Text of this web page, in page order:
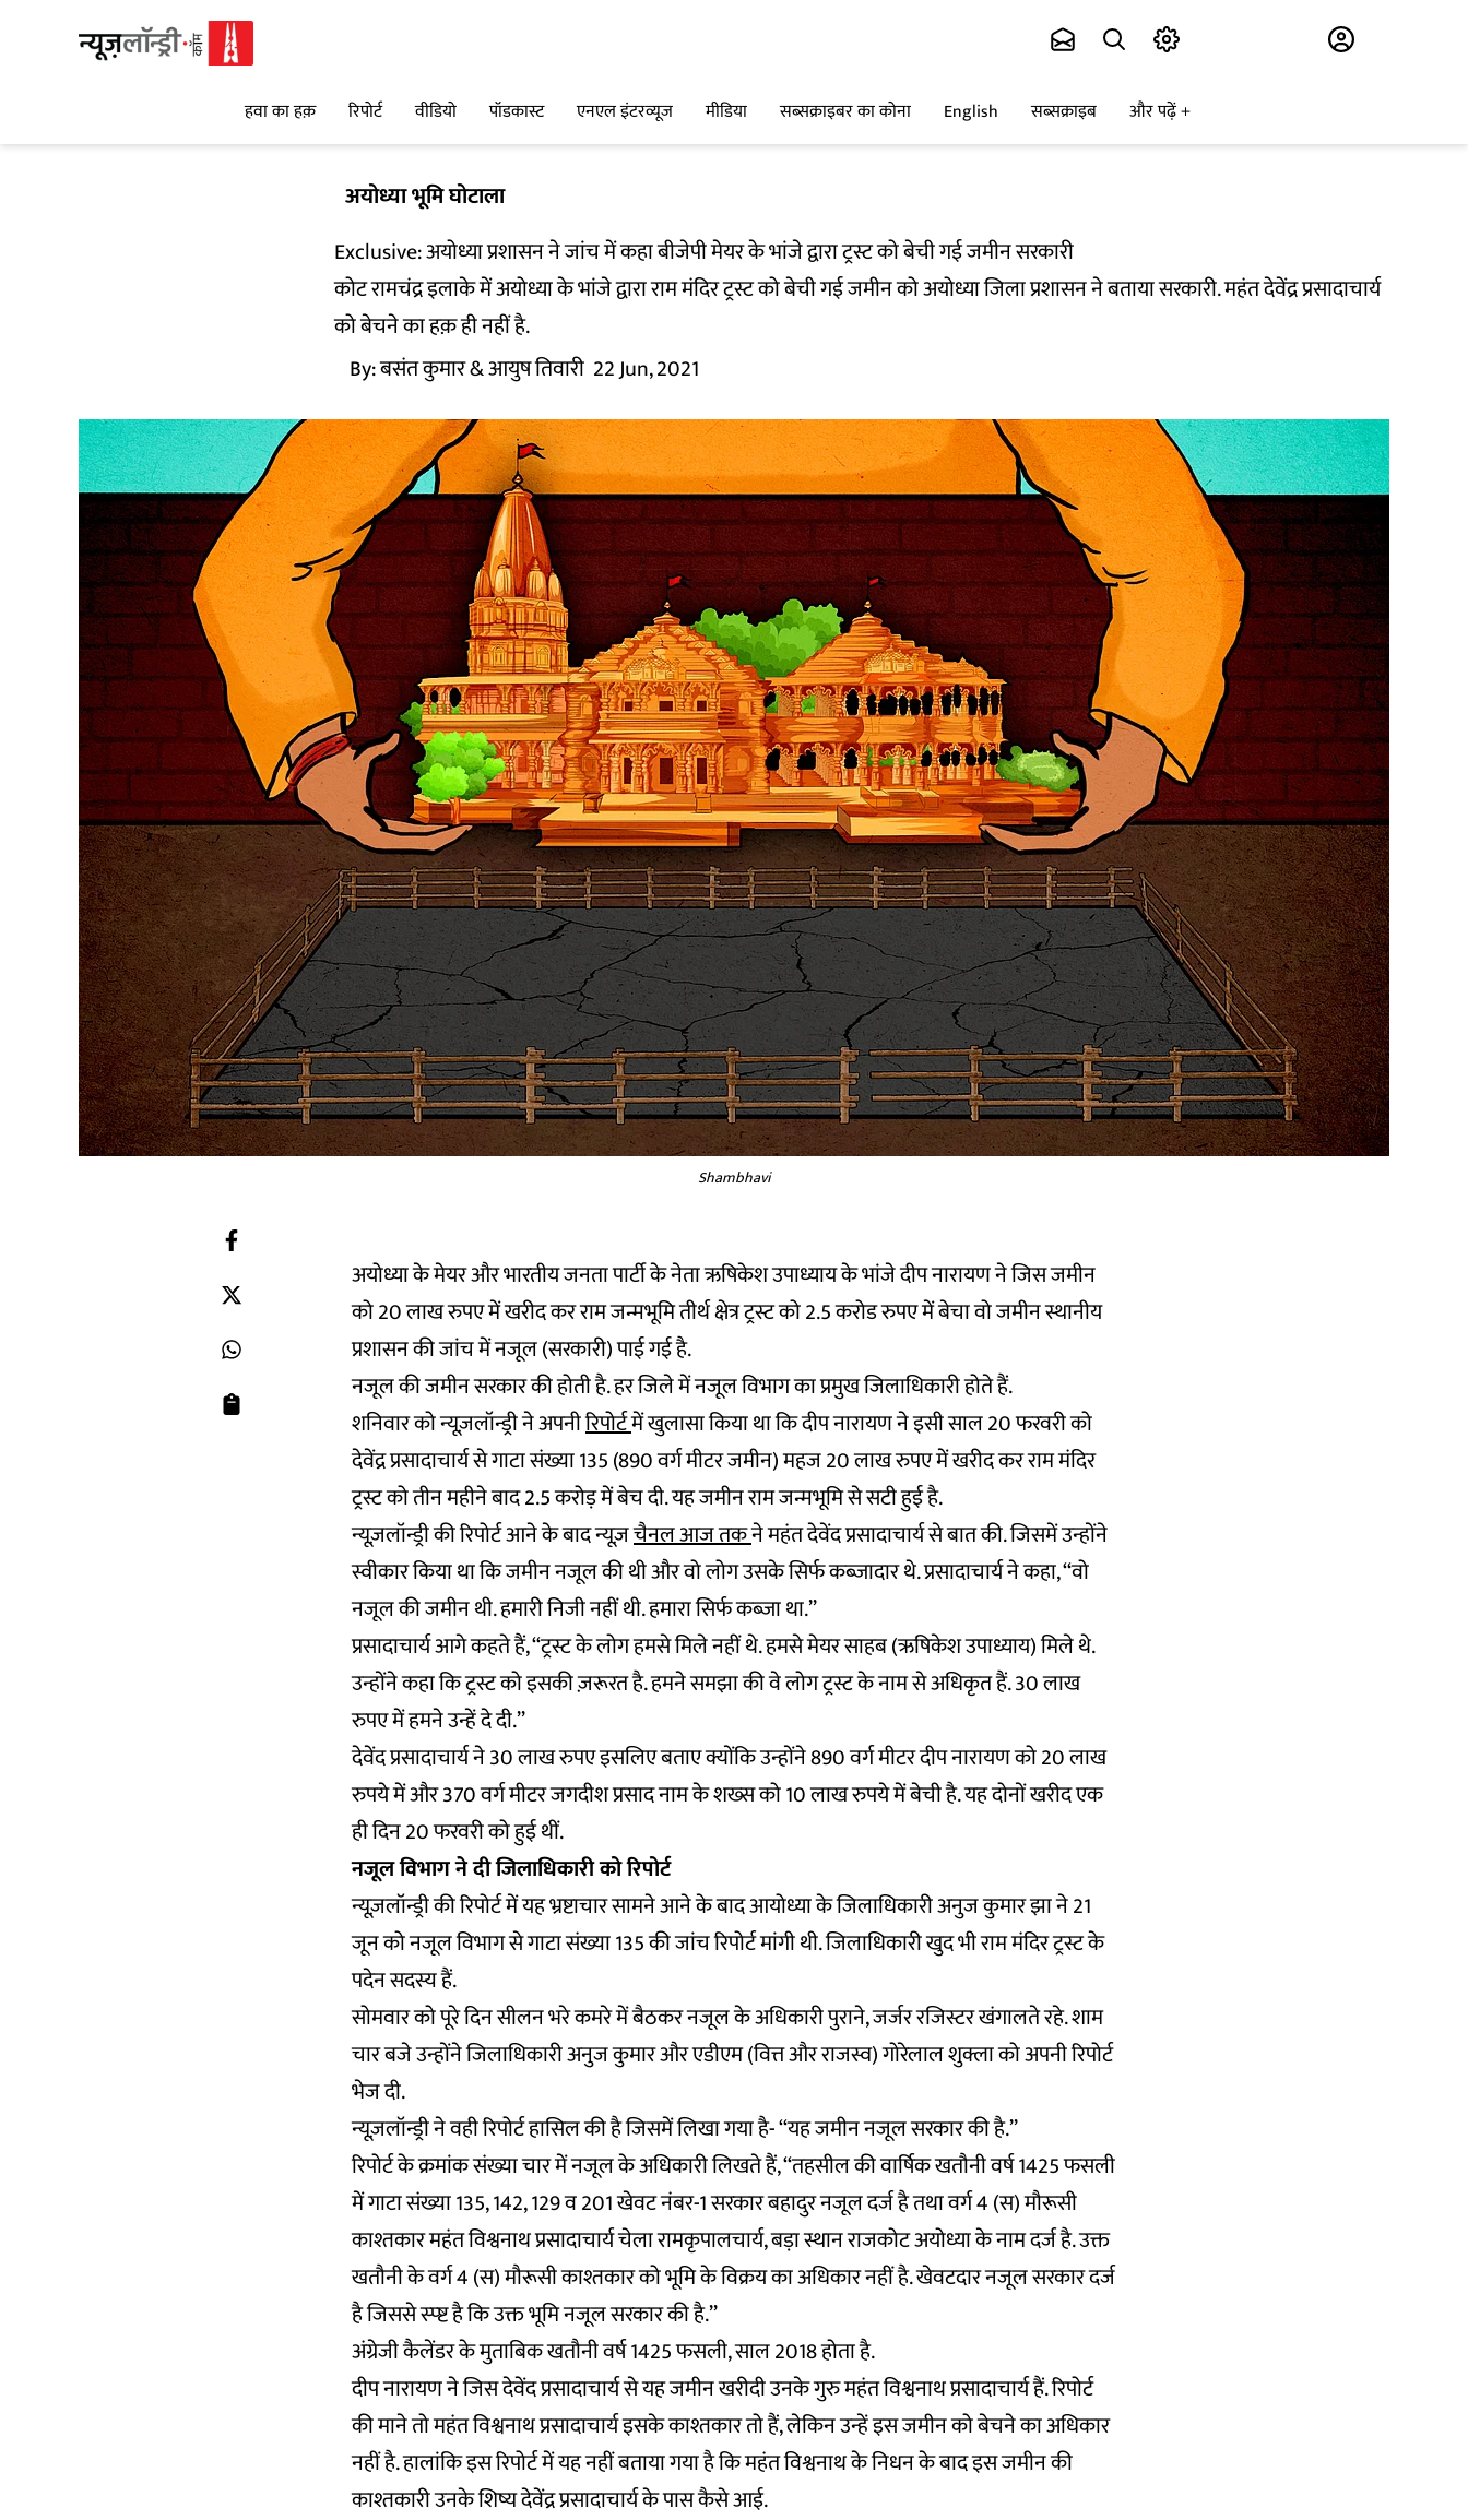
हवा का हक़ रिपोर्ट वीडियो पॉडकास्ट एनएल इंटरव्यूज मीडिया सब्सक्राइबर का कोना English सब्सक्राइब और पढ़ें
अयोध्या भूमि घोटाला
Exclusive: अयोध्या प्रशासन ने जांच में कहा बीजेपी मेयर के भांजे द्वारा ट्रस्ट को बेची गई जमीन सरकारी
कोट रामचंद्र इलाके में अयोध्या के भांजे द्वारा राम मंदिर ट्रस्ट को बेची गई जमीन को अयोध्या जिला प्रशासन ने बताया सरकारी. महंत देवेंद्र प्रसादाचार्य
को बेचने का हक़ ही नहीं है.
By:बसंत कुमार& आयुष तिवारी 22 Jun, 2021
Shambhavi
अयोध्या के मेयर और भारतीय जनता पार्टी के नेता ऋषिकेश उपाध्याय के भांजे दीप नारायण ने जिस जमीन
को 20 लाख रुपए में खरीद कर राम जन्मभूमि तीर्थ क्षेत्र ट्रस्ट को 2.5 करोड रुपए में बेचा वो जमीन स्थानीय
प्रशासन की जांच में नजूल (सरकारी) पाई गई है.
नजूल की जमीन सरकार की होती है. हर जिले में नजूल विभाग का प्रमुख जिलाधिकारी होते हैं.
शनिवार को न्यूज़लॉन्ड्री ने अपनीरिपोर्टमें खुलासा किया था कि दीप नारायण ने इसी साल 20 फरवरी को
देवेंद्र प्रसादाचार्य से गाटा संख्या 135 (890 वर्ग मीटर जमीन) महज 20 लाख रुपए में खरीद कर राम मंदिर
ट्रस्ट को तीन महीने बाद 2.5 करोड़ में बेच दी. यह जमीन राम जन्मभूमि से सटी हुई है.
न्यूज़लॉन्ड्री की रिपोर्ट आने के बाद न्यूज़चैनल आज तकने महंत देवेंद प्रसादाचार्य से बात की. जिसमें उन्होंने
स्वीकार किया था कि जमीन नजूल की थी और वो लोग उसके सिर्फ कब्जादार थे. प्रसादाचार्य ने कहा, ‘‘वो
नजूल की जमीन थी. हमारी निजी नहीं थी. हमारा सिर्फ कब्जा था.’’
प्रसादाचार्य आगे कहते हैं, ‘‘ट्रस्ट के लोग हमसे मिले नहीं थे. हमसे मेयर साहब (ऋषिकेश उपाध्याय) मिले थे.
उन्होंने कहा कि ट्रस्ट को इसकी ज़रूरत है. हमने समझा की वे लोग ट्रस्ट के नाम से अधिकृत हैं. 30 लाख
रुपए में हमने उन्हें दे दी.’’
देवेंद प्रसादाचार्य ने 30 लाख रुपए इसलिए बताए क्योंकि उन्होंने 890 वर्ग मीटर दीप नारायण को 20 लाख
रुपये में और 370 वर्ग मीटर जगदीश प्रसाद नाम के शख्स को 10 लाख रुपये में बेची है. यह दोनों खरीद एक
ही दिन 20 फरवरी को हुई थीं.
नजूल विभाग ने दी जिलाधिकारी को रिपोर्ट
न्यूज़लॉन्ड्री की रिपोर्ट में यह भ्रष्टाचार सामने आने के बाद आयोध्या के जिलाधिकारी अनुज कुमार झा ने 21
जून को नजूल विभाग से गाटा संख्या 135 की जांच रिपोर्ट मांगी थी. जिलाधिकारी खुद भी राम मंदिर ट्रस्ट के
पदेन सदस्य हैं.
सोमवार को पूरे दिन सीलन भरे कमरे में बैठकर नजूल के अधिकारी पुराने, जर्जर रजिस्टर खंगालते रहे. शाम
चार बजे उन्होंने जिलाधिकारी अनुज कुमार और एडीएम (वित्त और राजस्व) गोरेलाल शुक्ला को अपनी रिपोर्ट
भेज दी.
न्यूज़लॉन्ड्री ने वही रिपोर्ट हासिल की है जिसमें लिखा गया है- ‘‘यह जमीन नजूल सरकार की है.’’
रिपोर्ट के क्रमांक संख्या चार में नजूल के अधिकारी लिखते हैं, ‘‘तहसील की वार्षिक खतौनी वर्ष 1425 फसली
में गाटा संख्या 135, 142, 129 व 201 खेवट नंबर-1 सरकार बहादुर नजूल दर्ज है तथा वर्ग 4 (स) मौरूसी
काश्तकार महंत विश्वनाथ प्रसादाचार्य चेला रामकृपालचार्य, बड़ा स्थान राजकोट अयोध्या के नाम दर्ज है. उक्त
खतौनी के वर्ग 4 (स) मौरूसी काश्तकार को भूमि के विक्रय का अधिकार नहीं है. खेवटदार नजूल सरकार दर्ज
है जिससे स्प्ष्ट है कि उक्त भूमि नजूल सरकार की है.’’
अंग्रेजी कैलेंडर के मुताबिक खतौनी वर्ष 1425 फसली, साल 2018 होता है.
दीप नारायण ने जिस देवेंद प्रसादाचार्य से यह जमीन खरीदी उनके गुरु महंत विश्वनाथ प्रसादाचार्य हैं. रिपोर्ट
की माने तो महंत विश्वनाथ प्रसादाचार्य इसके काश्तकार तो हैं, लेकिन उन्हें इस जमीन को बेचने का अधिकार
नहीं है. हालांकि इस रिपोर्ट में यह नहीं बताया गया है कि महंत विश्वनाथ के निधन के बाद इस जमीन की
काश्तकारी उनके शिष्य देवेंद्र प्रसादाचार्य के पास कैसे आई.